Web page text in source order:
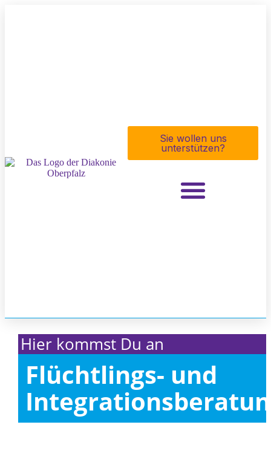
Sie wollen uns
unterstützen?
Hier kommst Du an
Flüchtlings- und